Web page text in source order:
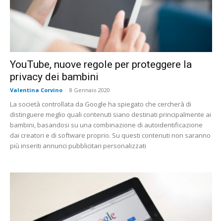
YouTube, nuove regole per proteggere la
privacy dei bambini
Valentina Corvino - 8 Gennaio 2020
La società controllata da Google ha spiegato che cercherà di
distinguere meglio quali contenuti siano destinati principalmente ai
bambini, basandosi su una combinazione di autoidentificazione
dai creatori e di software proprio. Su questi contenuti non saranno
più inseriti annunci pubblicitari personalizzati